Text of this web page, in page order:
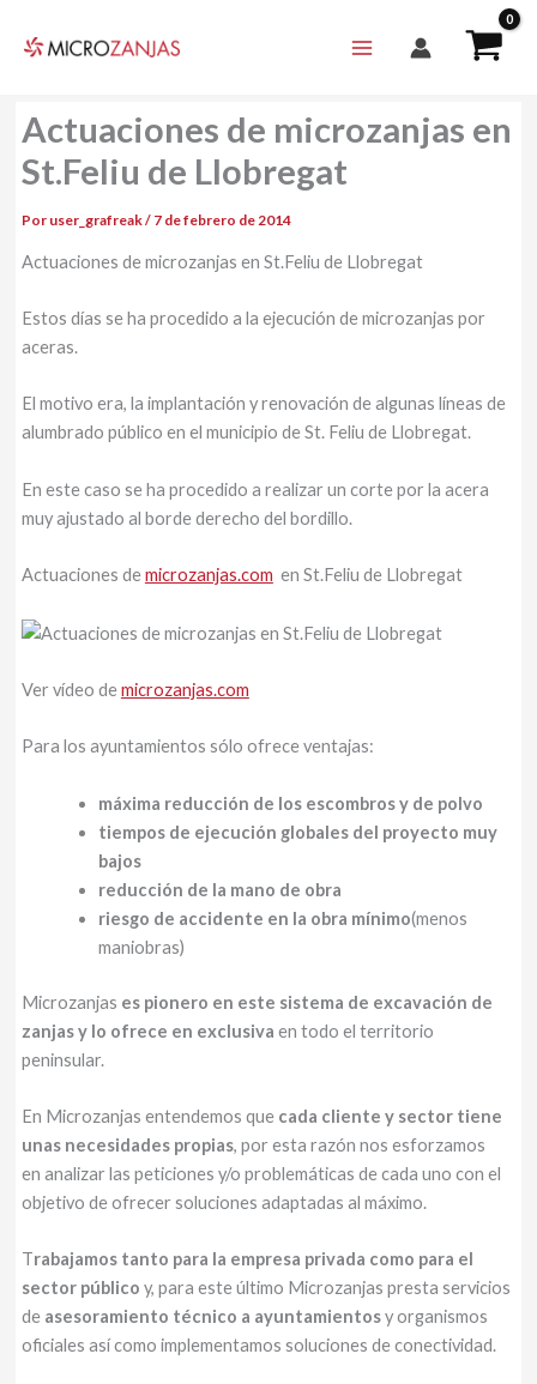
Actuaciones de microzanjas en
St.Feliu de Llobregat
Por user_grafreak/ 7 de febrero de 2014
Actuaciones de microzanjas en St.Feliu de Llobregat
Estos días se ha procedido a la ejecución de microzanjas por
aceras.
El motivo era, la implantación y renovación de algunas líneas de
alumbrado público en el municipio de St. Feliu de Llobregat.
En este caso se ha procedido a realizar un corte por la acera
muy ajustado al borde derecho del bordillo.
Actuaciones demicrozanjas.com en St.Feliu de Llobregat
Ver vídeo demicrozanjas.com
Para los ayuntamientos sólo ofrece ventajas:
máxima reducción de los escombros y de polvo
tiempos de ejecución globales del proyecto muy
bajos
reducción de la mano de obra
riesgo de accidente en la obra mínimo(menos
maniobras)
Microzanjas es pionero en este sistema de excavación de
zanjas y lo ofrece en exclusiva en todo el territorio
peninsular.
En Microzanjas entendemos que cada cliente y sector tiene
unas necesidades propias, por esta razón nos esforzamos
en analizar las peticiones y/o problemáticas de cada uno con el
objetivo de ofrecer soluciones adaptadas al máximo.
Trabajamos tanto para la empresa privada como para el
sector público y, para este último Microzanjas presta servicios
de asesoramiento técnico a ayuntamientosy organismos
oficiales así como implementamos soluciones de conectividad.